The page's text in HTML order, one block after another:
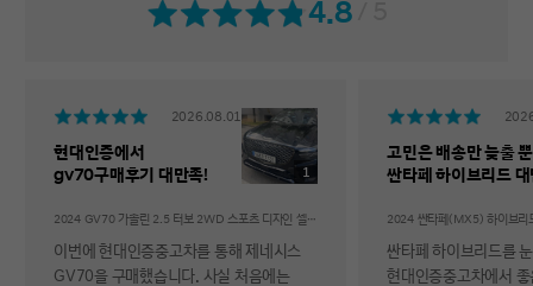
4.8
2026.08.01
현대인증에서
gv70구매후기 대만족!
1
2024 GV70 가솔린 2.5 터보 2WD 스포츠 디자인 셀렉션Ⅱ
이번에 현대인증중고차를 통해 제네시스
GV70을 구매했습니다. 사실 처음에는
고민은 배송만 늦출
싼타페 하이브리드
싼타페 하이브리드를
현대인증중고차에서